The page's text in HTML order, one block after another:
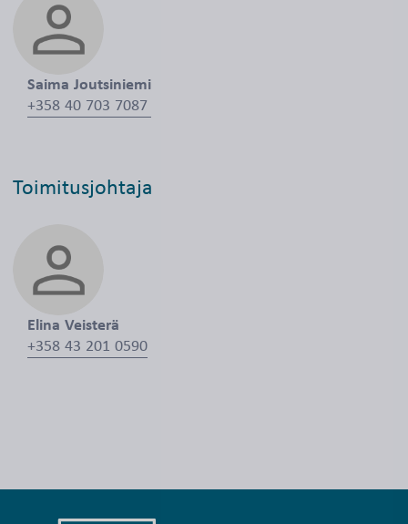
Saima Joutsiniemi
+358 40 703 7087
Toimitusjohtaja
Elina Veisterä
+358 43 201 0590